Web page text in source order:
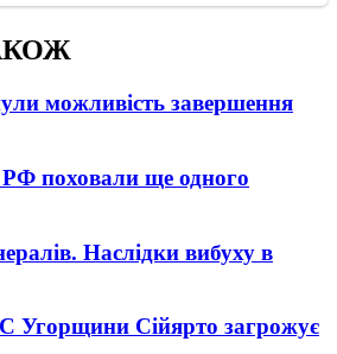
можливість завершення
поховали ще одного
Наслідки вибуху в
Угорщини Сійярто загрожує